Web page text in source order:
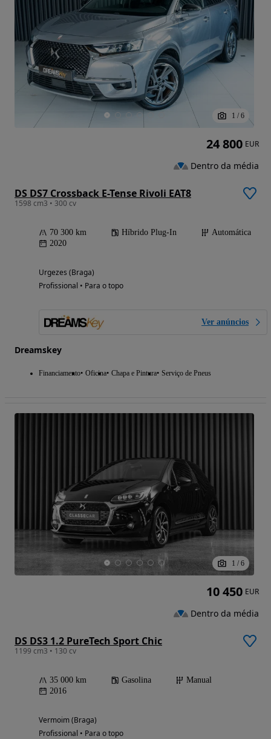
1 / 6
DS DS7 Crossback E-Tense Rivoli EAT8
1598 cm3 • 300 cv
70 300 km Híbrido Plug-In
Automática
2020
Urgezes (Braga)
Profissional • Para o topo
Ver anúncios
Dreamskey
Financiamento Oficina Chapa e Pintura Serviço de Pneus
24 800 EUR
Dentro da média
1 / 6
DS DS3 1.2 PureTech Sport Chic
1199 cm3 • 130 cv
35 000 km Gasolina
Manual
2016
Vermoim (Braga)
Profissional • Para o topo
10 450 EUR
Dentro da média